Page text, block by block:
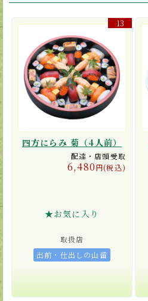
13
四方にらみ 菊（4人前）
配達・店頭受取
6,480円(税込)
★お気に入り
取扱店
出前・仕出しの山留